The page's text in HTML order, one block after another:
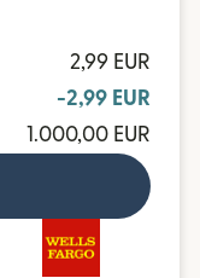
2,99 EUR
-2,99 EUR
1.000,00 EUR